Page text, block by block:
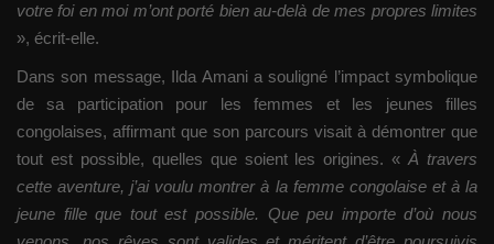
votre foi en moi m’ont porté bien au-delà de mes propres limites
», écrit-elle.
Dans son message, Ilda Amani a souligné l’impact symbolique
de sa participation pour les femmes et les jeunes filles
congolaises, affirmant que son parcours visait à démontrer que
tout est possible, quelles que soient les origines. «À travers
cette aventure, j’ai voulu montrer à la femme congolaise et à la
jeune fille que tout est possible. Que peu importe d’où nous